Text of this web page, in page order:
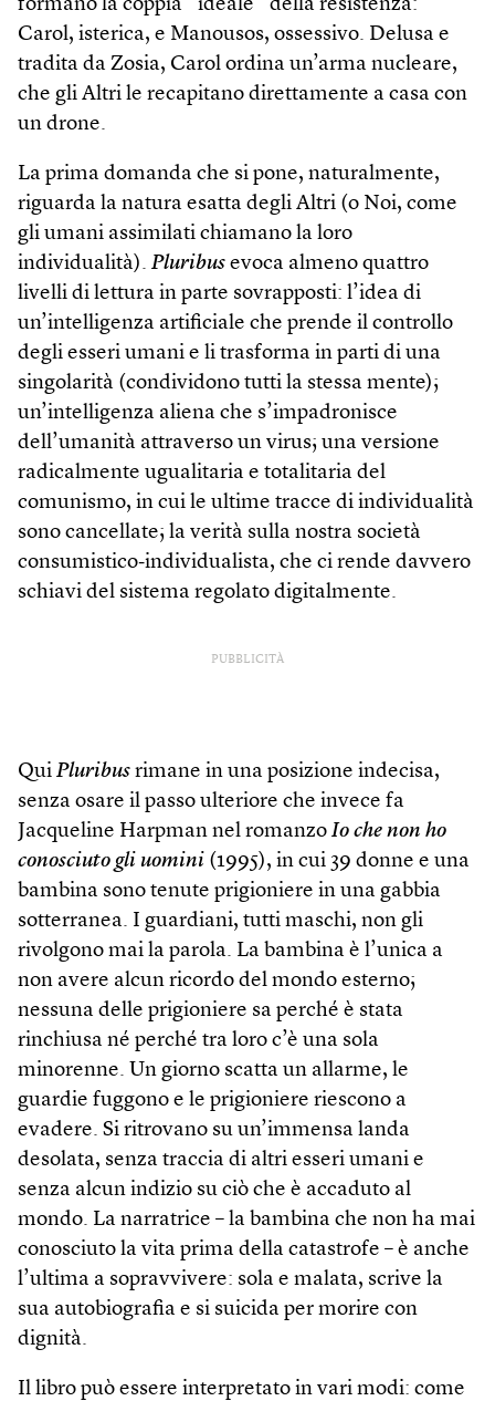
formano la coppia “ideale” della resistenza:
Carol, isterica, e Manousos, ossessivo. Delusa e
tradita da Zosia, Carol ordina un’arma nucleare,
che gli Altri le recapitano direttamente a casa con
un drone.
La prima domanda che si pone, naturalmente,
riguarda la natura esatta degli Altri (o Noi, come
gli umani assimilati chiamano la loro
individualità). Pluribus evoca almeno quattro
livelli di lettura in parte sovrapposti: l’idea di
un’intelligenza artificiale che prende il controllo
degli esseri umani e li trasforma in parti di una
singolarità (condividono tutti la stessa mente);
un’intelligenza aliena che s’impadronisce
dell’umanità attraverso un virus; una versione
radicalmente ugualitaria e totalitaria del
comunismo, in cui le ultime tracce di individualità
sono cancellate; la verità sulla nostra società
consumistico‑individualista, che ci rende davvero
schiavi del sistema regolato digitalmente.
PUBBLICITÀ
Qui Pluribus rimane in una posizione indecisa,
senza osare il passo ulteriore che invece fa
Jacque­line Harpman nel romanzo Io che non ho
conosciuto gli uomini (1995), in cui 39 donne e una
bambina sono tenute prigioniere in una gabbia
sotterranea. I guardiani, tutti maschi, non gli
rivolgono mai la parola. La bambina è l’unica a
non avere alcun ricordo del mondo esterno;
nessuna delle prigioniere sa perché è stata
rinchiusa né perché tra loro c’è una sola
minorenne. Un giorno scatta un allarme, le
guardie fuggono e le prigioniere riescono a
evadere. Si ritrovano su un’immensa landa
desolata, senza traccia di altri esseri umani e
senza alcun indizio su ciò che è accaduto al
mondo. La narratrice – la bambina che non ha mai
conosciuto la vita prima della catastrofe – è anche
l’ultima a sopravvivere: sola e malata, scrive la
sua autobiografia e si suicida per morire con
dignità.
Il libro può essere interpretato in vari modi: come